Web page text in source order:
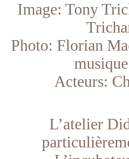
Image: Tony
Photo: Florian
Acteurs:
L’atelier